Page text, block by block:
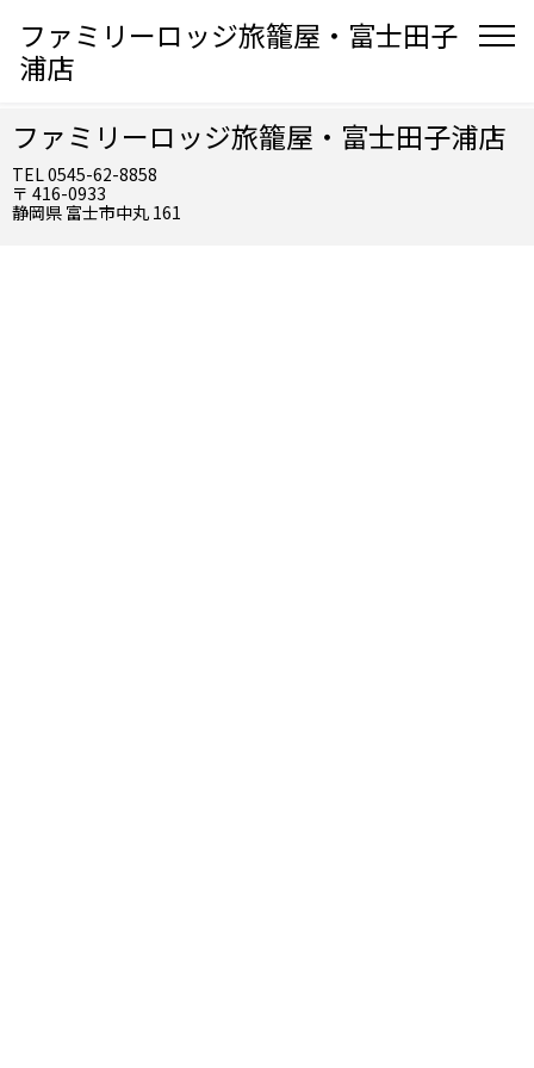
ファミリーロッジ旅籠屋・富士田子
浦店
ファミリーロッジ旅籠屋・富士田子浦店
TEL 0545-62-8858
〒 416-0933
静岡県 富士市中丸 161